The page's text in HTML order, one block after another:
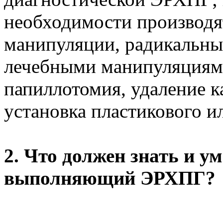
необходимости
манипуляции,
лечебными
папиллотомия, удаление
установка пластикового
2. Что должен знать и
выполняющий ЭРХПГ?